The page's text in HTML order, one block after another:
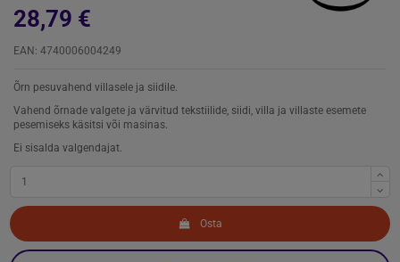
28,79 €
EAN: 4740006004249
Õrn pesuvahend villasele ja siidile.
Vahend õrnade valgete ja värvitud tekstiilide, siidi, villa ja villaste esemete
pesemiseks käsitsi või masinas.
Ei sisalda valgendajat.
Osta